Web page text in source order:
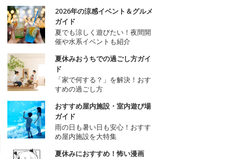
2026年の涼感イベント＆グルメ
ガイド
夏でも涼しく遊びたい！夜間開
催や水系イベントも紹介
夏休みおうちでの過ごし方ガイ
ド
「家で何する？」を解決！おす
すめの過ごし方
おすすめ屋内施設・室内遊び場
ガイド
雨の日も暑い日も安心！おすす
め屋内施設を大特集
夏休みにおすすめ！怖い漫画